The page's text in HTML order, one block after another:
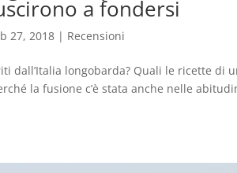
a fondersi
27, 2018 | Recensioni
dall’Italia longobarda? Quali le ricette di
la fusione c’è stata anche nelle